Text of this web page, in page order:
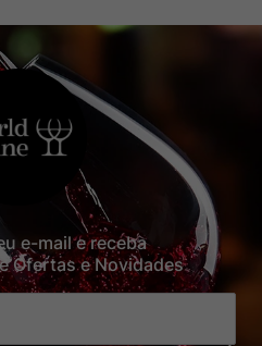
e-mail e receba
Ofertas e Novidades